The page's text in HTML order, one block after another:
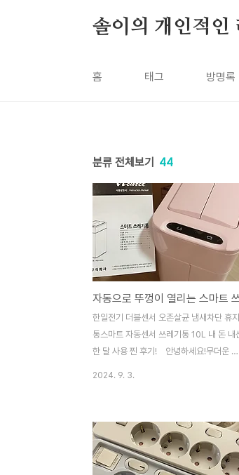
솔이의 개인적인
홈 태그 방명록
분류 전체보기 44
한일전기 더블센서 오존살균 냄새차단 휴지
통스마트 자동센서 쓰레기통 10L 내 돈 내
한 달 사용 찐 후기! 안녕하세요!무더운 여
기통이 맛이 갔는지뚜껑이 잘 안 닫히기 시
했지 뭐예요?? 여름인데 자꾸 냄새는 올라
오, 뚜껑 위에 묵직한 걸 하나 받쳐놓고 쓰
2024. 9. 3.